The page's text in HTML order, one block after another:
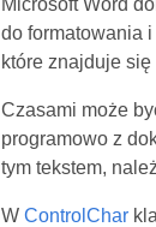
Microsoft Word
do formatowania
które znajduje
Czasami może
programowo z
tym tekstem,
W ControlChar